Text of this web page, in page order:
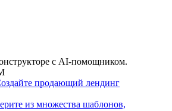
с AI-помощником.
продающий лендинг
из множества шаблонов,